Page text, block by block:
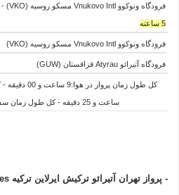
فرودگاه ونوکوو Vnukovo Intl مسکو روسیه (VKO) -
5 ساعته
فرودگاه ونوکوو Vnukovo Intl مسکو روسیه (VKO)
فرودگاه آتیرائو Atyrau قزاقستان (GUW)
ساعت و 25 دقیقه - کل طول زمان سفر:22 ساعت و 25 دقیقه
- پرواز تهران آتیرائو ترکیش ایرلاین ترکیه